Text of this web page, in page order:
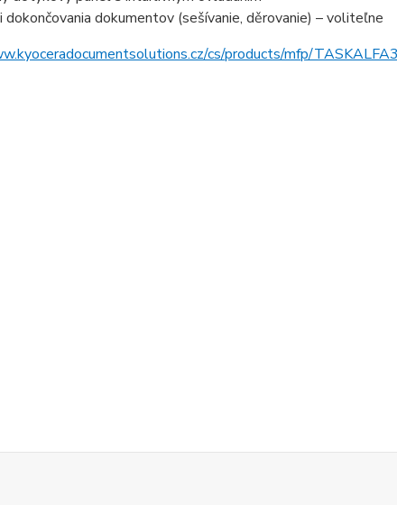
dokončovania dokumentov (sešívanie, děrovanie) – voliteľne
cs/products/mfp/